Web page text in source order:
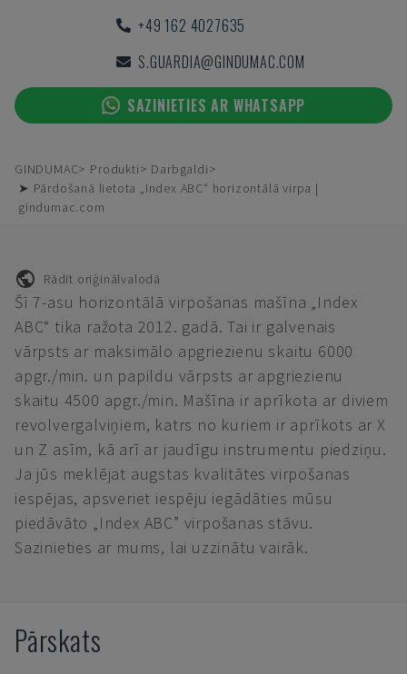
+49 162 4027635
S.GUARDIA@GINDUMAC.COM
SAZINIETIES AR WHATSAPP
GINDUMAC Produkti
Darbgaldi
➤ Pārdošanā lietota „Index ABC“ horizontālā virpa |
gindumac.com
Rādīt oriģinālvalodā
Šī 7-asu horizontālā virpošanas mašīna „Index
ABC“ tika ražota 2012. gadā. Tai ir galvenais
vārpsts ar maksimālo apgriezienu skaitu 6000
apgr./min. un papildu vārpsts ar apgriezienu
skaitu 4500 apgr./min. Mašīna ir aprīkota ar diviem
revolvergalviņiem, katrs no kuriem ir aprīkots ar X
un Z asīm, kā arī ar jaudīgu instrumentu piedziņu.
Ja jūs meklējat augstas kvalitātes virpošanas
iespējas, apsveriet iespēju iegādāties mūsu
piedāvāto „Index ABC” virpošanas stāvu.
Sazinieties ar mums, lai uzzinātu vairāk.
Pārskats